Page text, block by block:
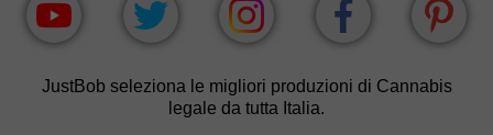
JustBob seleziona le migliori produzioni di Cannabis
legale da tutta Italia.